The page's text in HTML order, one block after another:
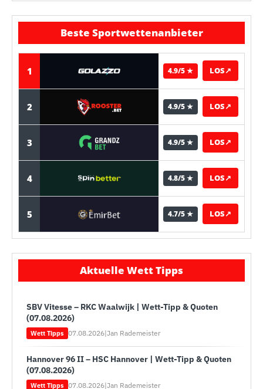
Beste Sportwettenanbieter
1 4.9/5 ★ LOS↗
2 4.9/5 ★ LOS↗
3 4.9/5 ★ LOS↗
4 4.8/5 ★ LOS↗
5 4.7/5 ★ LOS↗
Aktuelle Wett Tipps
SBV Vitesse – RKC Waalwijk | Wett-Tipp & Quoten
(07.08.2026)
Wett Tipps 07.08.2026|Jan Rademeister
Hannover 96 II – HSC Hannover | Wett-Tipp & Quoten
(07.08.2026)
Wett Tipps 07.08.2026|Jan Rademeister